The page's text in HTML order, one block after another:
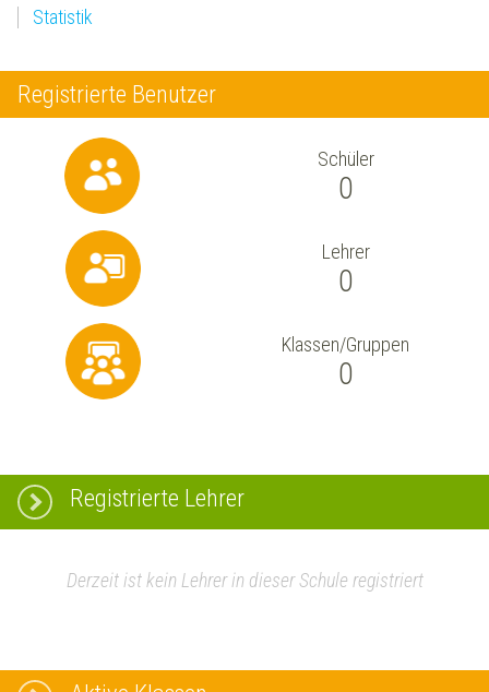
Statistik
Registrierte Benutzer
Schüler
0
Lehrer
0
Klassen/Gruppen
0
Registrierte Lehrer
Derzeit ist kein Lehrer in dieser Schule registriert